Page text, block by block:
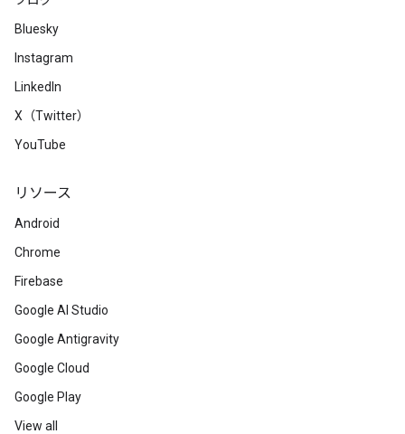
Bluesky
Instagram
LinkedIn
X（Twitter）
YouTube
リソース
Android
Chrome
Firebase
Google AI Studio
Google Antigravity
Google Cloud
Google Play
View all